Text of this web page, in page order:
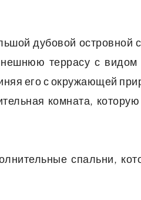
дубовой
террасу с
его с окружающей
комната,
спальни,